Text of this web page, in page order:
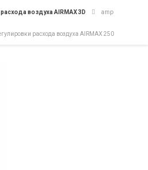
воздуха AIRMAX 3D amp
расхода воздуха AIRMAX 250